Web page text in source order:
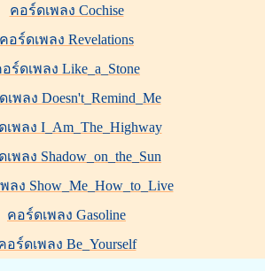
คอร์ดเพลง Cochise
คอร์ดเพลง Revelations
ร์ดเพลง Like_a_Stone
เพลง Doesn't_Remind_Me
เพลง I_Am_The_Highway
พลง Shadow_on_the_Sun
ลง Show_Me_How_to_Live
คอร์ดเพลง Gasoline
อร์ดเพลง Be_Yourself